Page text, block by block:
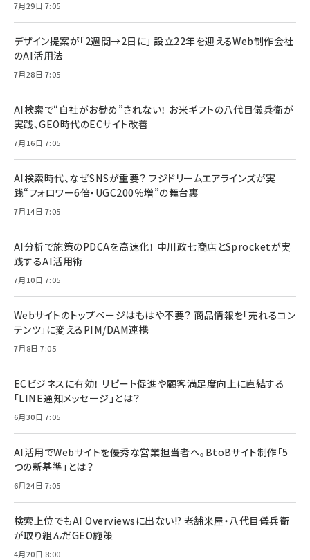
7月29日 7:05
デザイン提案が「2週間→2日に」 設立22年を迎えるWeb制作会社
のAI活用法
7月28日 7:05
AI検索で“自社がお勧め”されない！ お米ギフトの八代目儀兵衛が
実践、GEO時代のECサイト改善
7月16日 7:05
AI検索時代、なぜSNSが重要？ フジドリームエアラインズが実
践“フォロワー6倍・UGC200％増”の舞台裏
7月14日 7:05
AI分析で施策のPDCAを高速化！ 中川政七商店とSprocketが実
践するAI活用術
7月10日 7:05
Webサイトのトップページはもはや不要？ 商品情報を「売れるコン
テンツ」に変えるPIM/DAM連携
7月8日 7:05
ECビジネスに有効！ リピート促進や顧客満足度向上に直結する
「LINE通知メッセージ」とは？
6月30日 7:05
AI活用でWebサイトを優秀な営業担当者へ。BtoBサイト制作「5
つの新基準」とは？
6月24日 7:05
検索上位でもAI Overviewsに出ない!? 老舗米屋・八代目儀兵衛
が取り組んだGEO施策
4月20日 8:00